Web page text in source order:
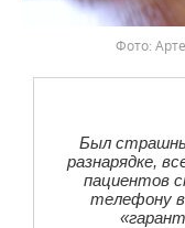
Фото:
Был
разнарядке,
пациентов
телефону